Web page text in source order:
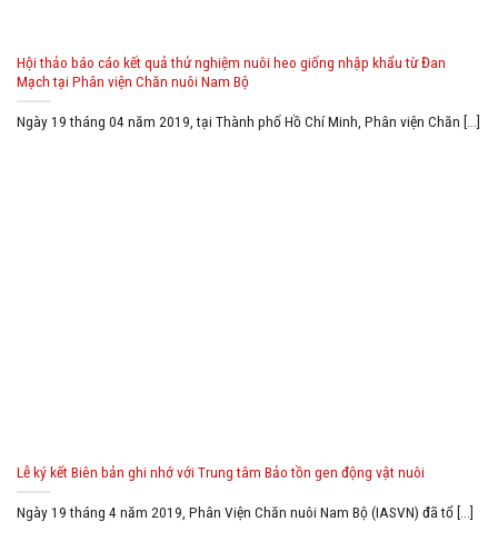
Hội thảo báo cáo kết quả thử nghiệm nuôi heo giống nhập khẩu từ Đan
Mạch tại Phân viện Chăn nuôi Nam Bộ
Ngày 19 tháng 04 năm 2019, tại Thành phố Hồ Chí Minh, Phân viện Chăn [...]
Lễ ký kết Biên bản ghi nhớ với Trung tâm Bảo tồn gen động vật nuôi
Ngày 19 tháng 4 năm 2019, Phân Viện Chăn nuôi Nam Bộ (IASVN) đã tổ [...]